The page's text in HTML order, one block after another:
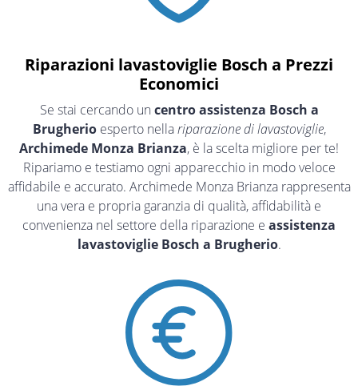
Riparazioni lavastoviglie Bosch a Prezzi
Economici
Se stai cercando un centro assistenza Bosch a
Brugherioesperto nellariparazione di lavastoviglie,
Archimede Monza Brianza, è la scelta migliore per te!
Ripariamo e testiamo ogni apparecchio in modo veloce
affidabile e accurato. Archimede Monza Brianza rappresenta
una vera e propria garanzia di qualità, affidabilità e
convenienza nel settore della riparazione e assistenza
lavastoviglie Bosch a Brugherio.